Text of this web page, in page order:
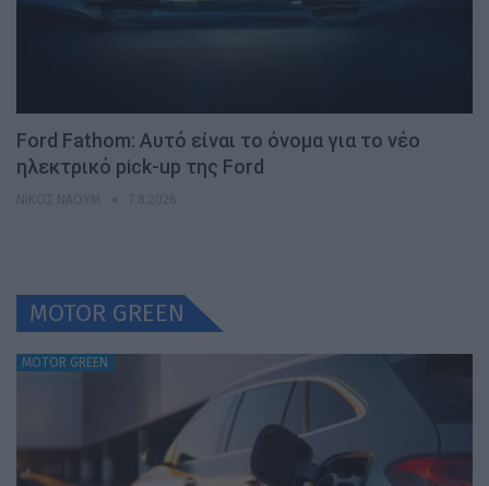
Ford Fathom: Αυτό είναι το όνομα για το νέο
ηλεκτρικό pick-up της Ford
MOTOR GREEN
MOTOR GREEN